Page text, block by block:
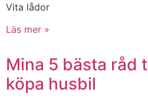
Vita lådor
Läs mer »
Mina 5 bästa råd
köpa husbil